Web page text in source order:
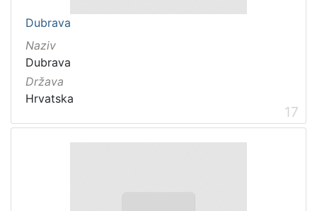
Dubrava
Naziv
Dubrava
Država
Hrvatska
17